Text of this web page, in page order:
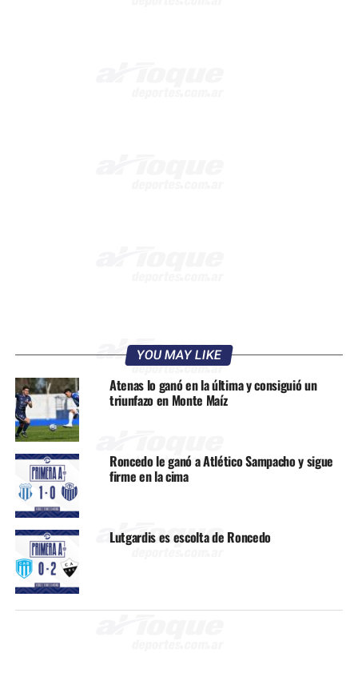
YOU MAY LIKE
Atenas lo ganó en la última y consiguió un
triunfazo en Monte Maíz
Roncedo le ganó a Atlético Sampacho y sigue
firme en la cima
Lutgardis es escolta de Roncedo